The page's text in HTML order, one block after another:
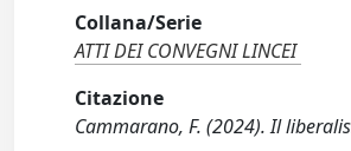
Collana/Serie
ATTI DEI CONVEGNI LINCEI
Citazione
Cammarano, F. (2024). Il